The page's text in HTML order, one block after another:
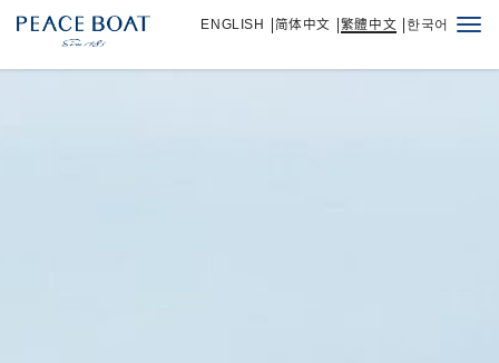
ENGLISH 简体中文 繁體中文 한국어